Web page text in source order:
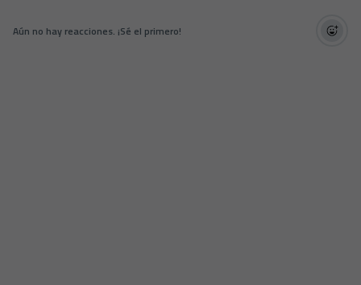
Aún no hay reacciones. ¡Sé el primero!